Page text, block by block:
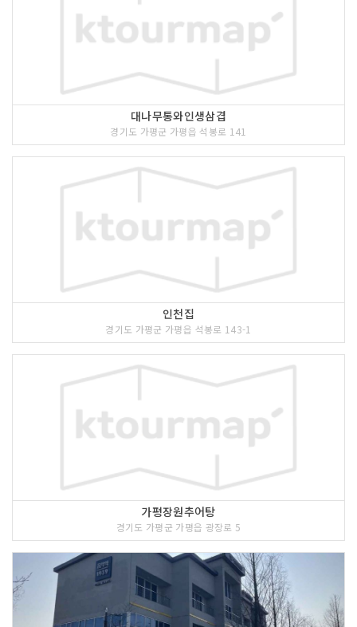
대나무통와인생삼겹
경기도 가평군 가평읍 석봉로 141
인천집
경기도 가평군 가평읍 석봉로 143-1
가평장원추어탕
경기도 가평군 가평읍 광장로 5